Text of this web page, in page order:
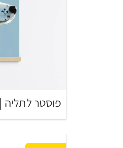
פוסטר לתליה | Loyal Border Collie